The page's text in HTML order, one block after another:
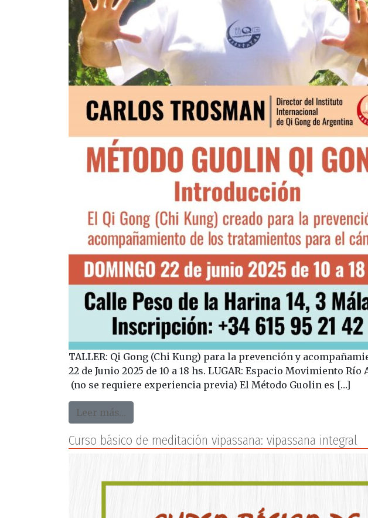
TALLER: Qi Gong (Chi Kung) para la prevención y
22 de Junio 2025 de 10 a 18 hs. LUGAR: Espacio Movimiento
(no se requiere experiencia previa) El Método Guolin es […]
Leer más…
Curso básico de meditación vipassana: vipassana integral